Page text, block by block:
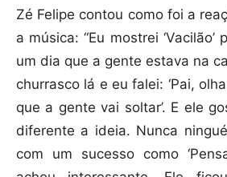
Zé Felipe contou como foi a
a música: “Eu mostrei
um dia que a gente estava na
churrasco lá e eu falei: ‘Pai,
que a gente vai soltar’. E ele
diferente a ideia. Nunca
com um sucesso como